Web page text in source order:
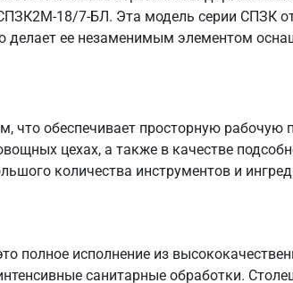
18/7-БЛ. Эта модель серии СПЗК
делает ее незаменимым элементом
обеспечивает просторную рабочую
цехах, а также в качестве
количества инструментов и
полное исполнение из
санитарные обработки.